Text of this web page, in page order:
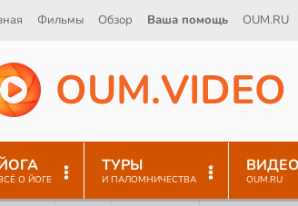
Фильмы Обзор Ваша помощь OUM.RU
OUM.VIDEO
О ЙОГЕ
ТУРЫ
И ПАЛОМНИЧЕСТВА OUM.RU